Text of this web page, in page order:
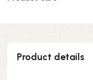
Product details